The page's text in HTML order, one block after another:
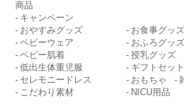
商品
キャンペーン
おやすみグッズ
ベビーウェア
ベビー肌着
低出生体重児服
セレモニードレス
こだわり素材
お食事グッズ
おふろグッズ
授乳グッズ
ギフトセット
おもちゃ
NICU用品